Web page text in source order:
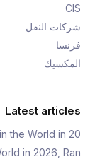
CIS
شركات النقل
فرنسا
المكسيك
Latest articles
the World in 20…
in 2026, Ran…